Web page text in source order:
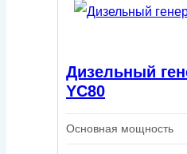
Дизельный
YC80
Основная мощность